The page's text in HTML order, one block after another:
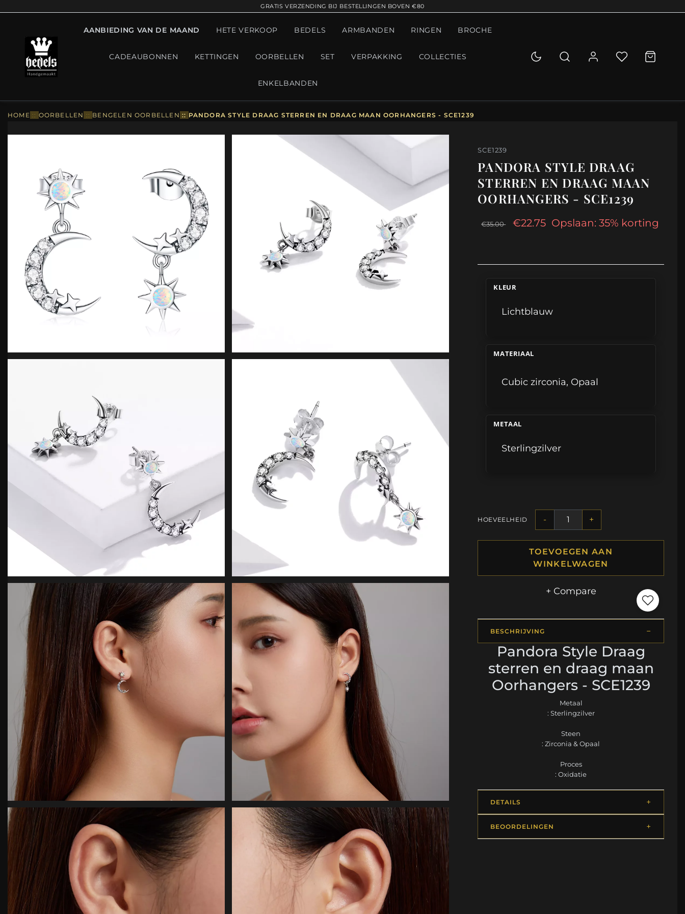
GRATIS VERZENDING BIJ BESTELLINGEN BOVEN €80
AANBIEDING VAN DE MAAND HETE VERKOOP BEDELS ARMBANDEN RINGEN BROCHE
CADEAUBONNEN KETTINGEN OORBELLEN SET VERPAKKING COLLECTIES
ENKELBANDEN
HOME :: OORBELLEN :: BENGELEN OORBELLEN :: PANDORA STYLE DRAAG STERREN EN DRAAG MAAN OORHANGERS - SCE1239
SCE1239
PANDORA STYLE DRAAG
STERREN EN DRAAG MAAN
OORHANGERS - SCE1239
€35.00 €22.75 Opslaan: 35% korting
KLEUR
Lichtblauw
MATERIAAL
Cubic zirconia, Opaal
METAAL
Sterlingzilver
HOEVEELHEID - +
TOEVOEGEN AAN
WINKELWAGEN
+ Compare
BESCHRIJVING
Pandora Style Draag
sterren en draag maan
Oorhangers - SCE1239
Metaal
: Sterlingzilver
Steen
: Zirconia & Opaal
Proces
: Oxidatie
DETAILS
BEOORDELINGEN